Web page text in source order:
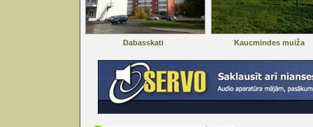
Dabasskati Kaucmindes muiža